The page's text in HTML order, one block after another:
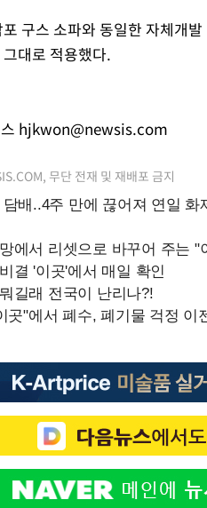
구스 소파와 동일한 자체개
대로 적용했다.
hjkwon@newsis.com
무단 전재 및 재배포 금지